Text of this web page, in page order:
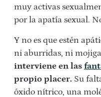
muy activas
por la apatía sexual.
Y no es que estén
ni aburridas, ni
interviene en las
propio placer. Su
óxido nítrico, una